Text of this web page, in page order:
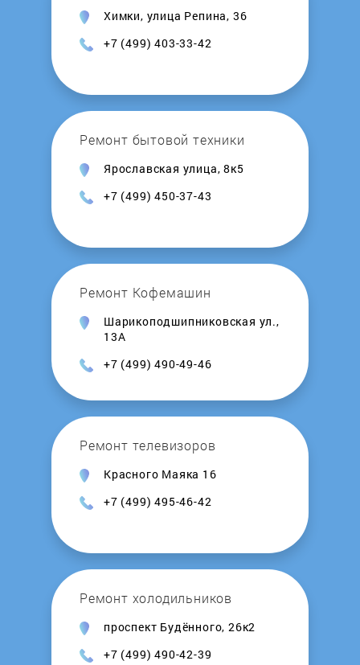
Hosseven
Hydrosta
Immergas
Intois
Junker
Kedr
Kentatsu
Kerona
Kirovskiy zavod
Kiturami
Химки, улица Репина, 36
+7 (499) 403-33-42
Ремонт бытовой техники
Ярославская улица, 8к5
+7 (499) 450-37-43
Ремонт Кофемашин
Шарикоподшипниковская ул.,
13А
+7 (499) 490-49-46
Ремонт телевизоров
Красного Маяка 16
+7 (499) 495-46-42
Ремонт холодильников
проспект Будённого, 26к2
+7 (499) 490-42-39